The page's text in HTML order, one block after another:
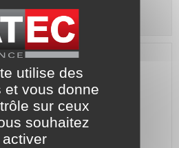
- Raccords MF 1"
utilise des
et vous donne
sur ceux
souhaitez
activer